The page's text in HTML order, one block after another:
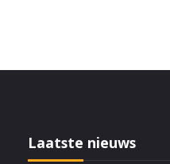
Laatste nieuws